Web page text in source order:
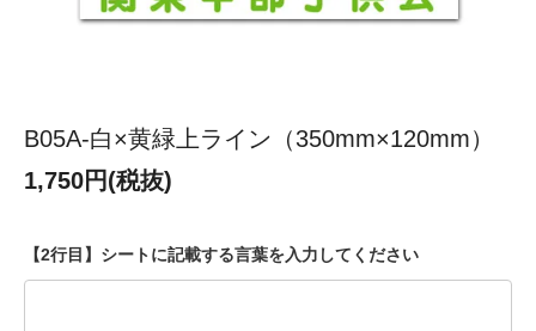
B05A-白×黄緑上ライン（350mm×120mm）
1,750円(税抜)
【2行目】シートに記載する言葉を入力してください